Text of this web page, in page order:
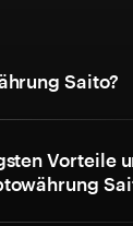
Saito?
Vorteile